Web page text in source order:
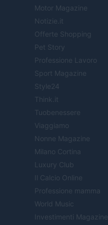
Motor Magazine
Notizie.it
Offerte Shopping
Pet Story
Professione Lavoro
Sport Magazine
Style24
Think.it
Tuobenessere
Viaggiamo
Nonne Magazine
Milano Cortina
Luxury Club
Il Calcio Online
Professione mamma
World Music
Investimenti Magazine